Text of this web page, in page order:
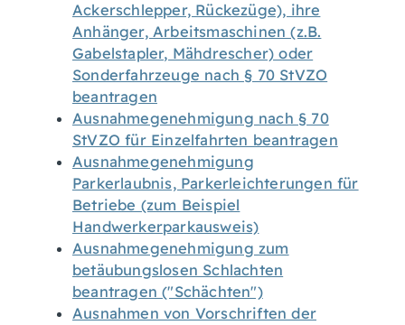
Ackerschlepper, Rückezüge), ihre
Anhänger, Arbeitsmaschinen (z.B.
Gabelstapler, Mähdrescher) oder
Sonderfahrzeuge nach § 70 StVZO
beantragen
Ausnahmegenehmigung nach § 70
StVZO für Einzelfahrten beantragen
Ausnahmegenehmigung
Parkerlaubnis, Parkerleichterungen für
Betriebe (zum Beispiel
Handwerkerparkausweis)
Ausnahmegenehmigung zum
betäubungslosen Schlachten
beantragen ("Schächten")
Ausnahmen von Vorschriften der